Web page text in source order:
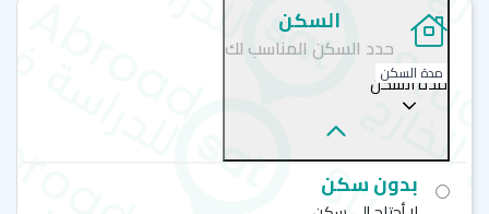
السكن
حدد السكن المناسب لك
مدة السكن
مدة السكن
بدون سكن